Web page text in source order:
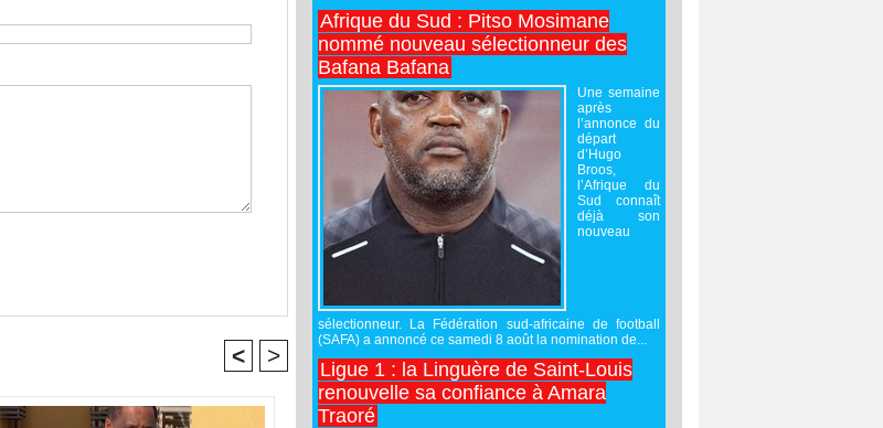
< >
Afrique du Sud : Pitso Mosimane
nommé nouveau sélectionneur des
Bafana Bafana
Une semaine
après
l’annonce du
départ
d’Hugo
Broos,
l’Afrique du
Sud connaît
déjà son
nouveau
sélectionneur. La Fédération sud-africaine de football
(SAFA) a annoncé ce samedi 8 août la nomination de...
Ligue 1 : la Linguère de Saint-Louis
renouvelle sa confiance à Amara
Traoré